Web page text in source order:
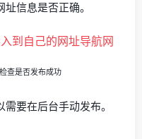
信息是否正确。
查是否发布成功
要在后台手动发布。